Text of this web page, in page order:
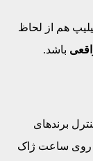
هم از لحاظ
باشد.
برندهای
روی ساعت ژاک